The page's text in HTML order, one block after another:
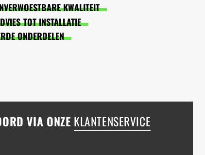
KWALITEIT
TOT INSTALLATIE
ONDERDELEN
VIA ONZE KLANTENSERVICE